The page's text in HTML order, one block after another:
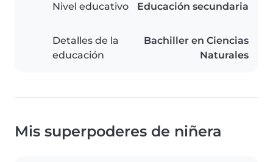
Nivel educativo Educación secundaria
Detalles de la
educación
Bachiller en Ciencias
Naturales
Mis superpoderes de niñera